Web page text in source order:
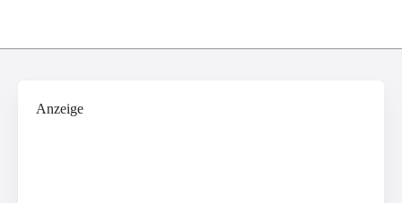
Anzeige